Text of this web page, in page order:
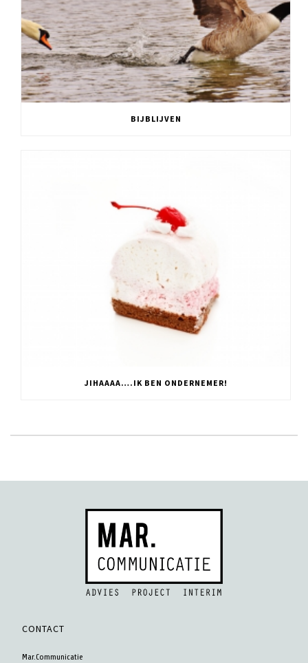
BIJBLIJVEN
JIHAAAA….IK BEN ONDERNEMER!
CONTACT
Mar.Communicatie